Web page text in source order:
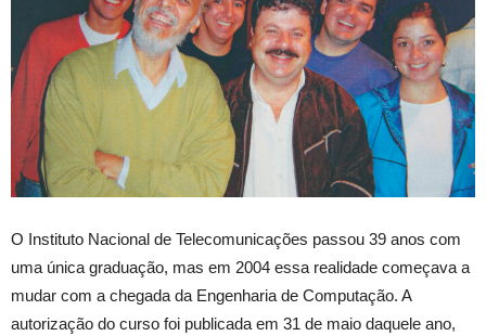
O Instituto Nacional de Telecomunicações passou 39 anos com
uma única graduação, mas em 2004 essa realidade começava a
mudar com a chegada da Engenharia de Computação. A
autorização do curso foi publicada em 31 de maio daquele ano,